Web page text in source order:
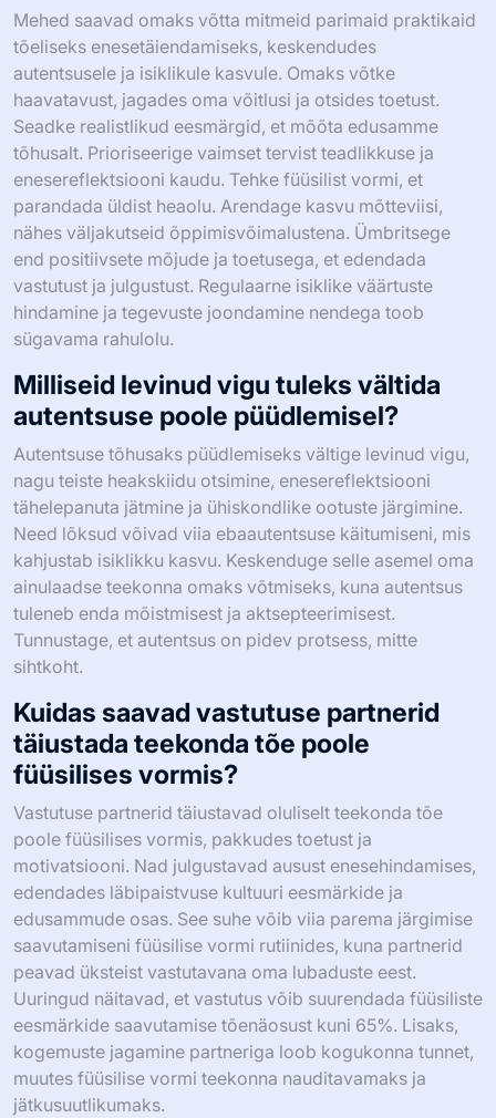
Mehed saavad neid tõdesid oma füüsilise vormi
rutiinides rakendada, omaks võttes autentsuse, seades
realistlikke eesmärke ja arendades vastupidavust.
Autentsus loob sügavama seose isiklike füüsilise vormi
teekondadega, motiveerides järjepidevat pingutust.
Realistlike eesmärkide seadmine tagab saavutatava
edusamme, suurendades motivatsiooni ja enesetõhusust.
Vastupidavuse arendamine aitab meestel ületada
tagasilööke, tugevdades pühendumist pikaajalisele
tervisele. Integreerides need põhimõtted, saavad mehed
muuta oma füüsilise vormi kogemused tähenduslikeks
teekondadeks, mis peegeldavad nende tõelist mina.
Milliseid parimaid praktikaid saavad
mehed omaks võtta tõeliseks
enesetäiendamiseks?
Mehed saavad omaks võtta mitmeid parimaid praktikaid
tõeliseks enesetäiendamiseks, keskendudes
autentsusele ja isiklikule kasvule. Omaks võtke
haavatavust, jagades oma võitlusi ja otsides toetust.
Seadke realistlikud eesmärgid, et mõõta edusamme
tõhusalt. Prioriseerige vaimset tervist teadlikkuse ja
enesereflektsiooni kaudu. Tehke füüsilist vormi, et
parandada üldist heaolu. Arendage kasvu mõtteviisi,
nähes väljakutseid õppimisvõimalustena. Ümbritsege
end positiivsete mõjude ja toetusega, et edendada
vastutust ja julgustust. Regulaarne isiklike väärtuste
hindamine ja tegevuste joondamine nendega toob
sügavama rahulolu.
Milliseid levinud vigu tuleks vältida
autentsuse poole püüdlemisel?
Autentsuse tõhusaks püüdlemiseks vältige levinud vigu,
nagu teiste heakskiidu otsimine, enesereflektsiooni
tähelepanuta jätmine ja ühiskondlike ootuste järgimine.
Need lõksud võivad viia ebaautentsuse käitumiseni, mis
kahjustab isiklikku kasvu. Keskenduge selle asemel oma
ainulaadse teekonna omaks võtmiseks, kuna autentsus
tuleneb enda mõistmisest ja aktsepteerimisest.
Tunnustage, et autentsus on pidev protsess, mitte
sihtkoht.